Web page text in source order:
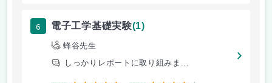
6 電子工学基礎実験(1)
蜂谷先生
しっかりレポートに取り組みま...